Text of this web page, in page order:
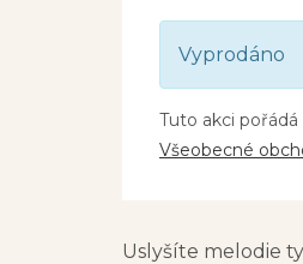
Vyprodáno
Tuto akci pořádá
Všeobecné
Uslyšíte melodie